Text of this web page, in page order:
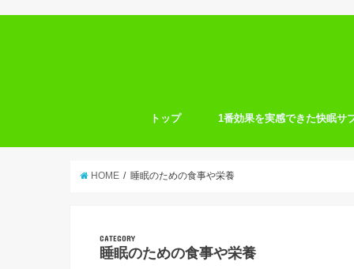
トップ 1番効果を実感できた快眠サ
HOME 睡眠のための食事や栄養
CATEGORY
睡眠のための食事や栄養